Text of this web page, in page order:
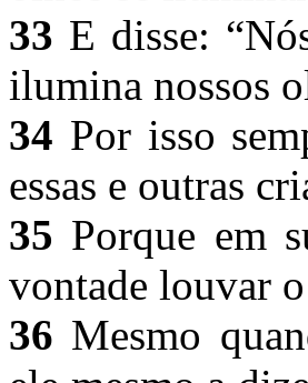
33 E disse:
ilumina nossos
34 Por isso
essas e outras
35 Porque em
vontade louvar
36 Mesmo